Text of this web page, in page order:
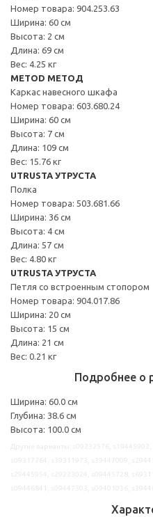
Номер товара: 904.253.63
Ширина: 60 см
Высота: 2 см
Длина: 69 см
Вес: 4.25 кг
METOD МЕТОД
Каркас навесного шкафа
Номер товара: 603.680.24
Ширина: 60 см
Высота: 7 см
Длина: 109 см
Вес: 15.76 кг
UTRUSTA УТРУСТА
Полка
Номер товара: 503.681.66
Ширина: 36 см
Высота: 4 см
Длина: 57 см
Вес: 4.80 кг
UTRUSTA УТРУСТА
Петля со встроенным стопором
Номер товара: 904.017.86
Ширина: 20 см
Высота: 15 см
Длина: 21 см
Вес: 0.21 кг
Подробнее о
Ширина: 60.0 см
Глубина: 38.6 см
Высота: 100.0 см